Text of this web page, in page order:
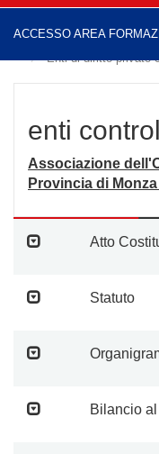
ACCESSO AREA
Home
Enti di diritto privato
enti
Associazione
Provincia di
Atto
Statuto
Bilancio